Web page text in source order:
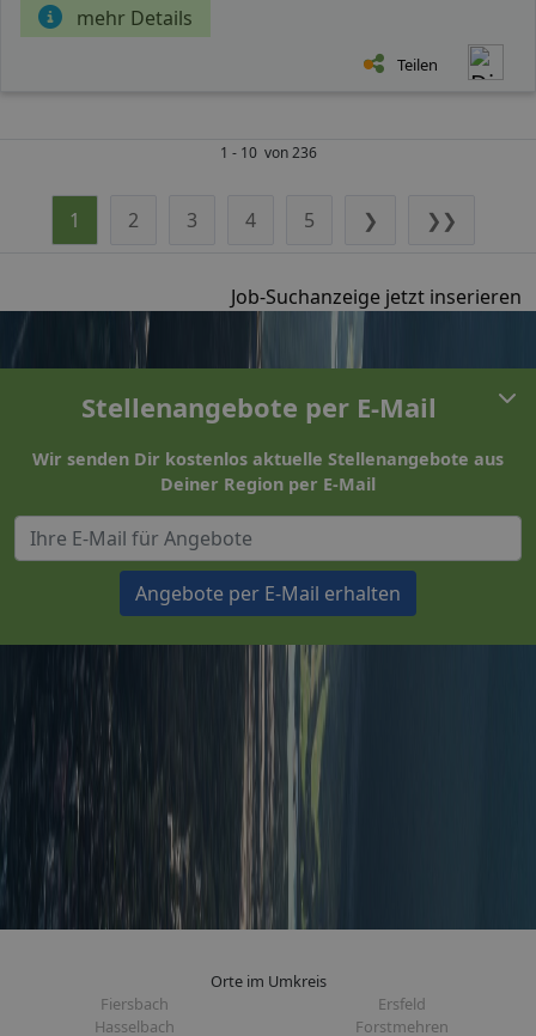
mehr Details
Teilen
1 - 10 von 236
1 2 3 4 5 ❯ ❯❯
Job-Suchanzeige jetzt inserieren
Stellenangebote per E-Mail
Wir senden Dir kostenlos aktuelle Stellenangebote aus
Deiner Region per E-Mail
Angebote per E-Mail erhalten
Orte im Umkreis
Fiersbach
Ersfeld
Hasselbach
Forstmehren